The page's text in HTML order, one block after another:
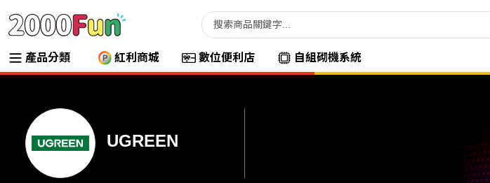
產品分類 紅利商城 數位便利店 自組砌機系統
UGREEN